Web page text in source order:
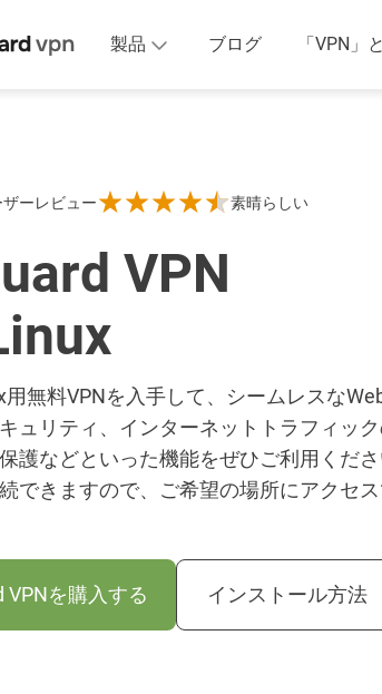
製品 ブログ 「VPN」
ーレビュー 素晴らしい
VPN
無料VPNを入手して、シームレスな
ュリティ、インターネットトラフィッ
護などといった機能をぜひご利用くだ
できますので、ご希望の場所にアクセ
VPNを購入する インストール方法